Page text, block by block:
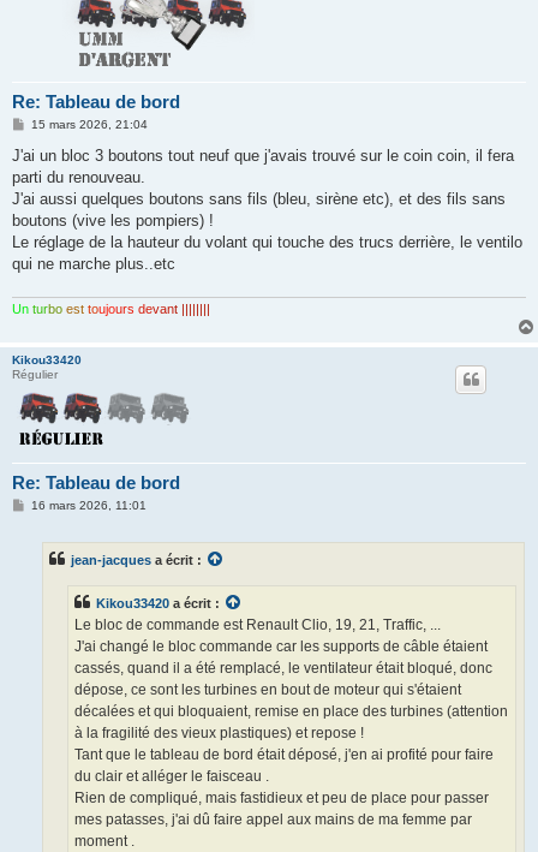
Re: Tableau de bord
M
s
a
g
15 mars 2026, 21:04
J'ai un bloc 3 boutons tout neuf que j'avais trouvé sur le coin coin, il fera
parti du renouveau.
J'ai aussi quelques boutons sans fils (bleu, sirène etc), et des fils sans
boutons (vive les pompiers) !
Le réglage de la hauteur du volant qui touche des trucs derrière, le ventilo
qui ne marche plus..etc
Un turbo est toujours devant ||||||||
Kikou33420
Régulier
Re: Tableau de bord
M
16 mars 2026, 11:01
jean-jacques a écrit :
Kikou33420 a écrit :
Le bloc de commande est Renault Clio, 19, 21, Traffic, ...
J'ai changé le bloc commande car les supports de câble étaient
cassés, quand il a été remplacé, le ventilateur était bloqué, donc
dépose, ce sont les turbines en bout de moteur qui s'étaient
décalées et qui bloquaient, remise en place des turbines (attention
à la fragilité des vieux plastiques) et repose !
Tant que le tableau de bord était déposé, j'en ai profité pour faire
du clair et alléger le faisceau .
Rien de compliqué, mais fastidieux et peu de place pour passer
mes patasses, j'ai dû faire appel aux mains de ma femme par
moment .